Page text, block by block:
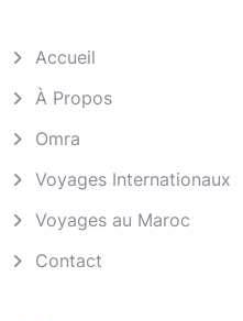
Accueil
À Propos
Omra
Voyages Internationaux
Voyages au Maroc
Contact